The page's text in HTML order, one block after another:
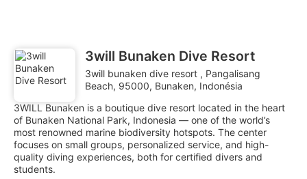
3will Bunaken Dive Resort
3will bunaken dive resort , Pangalisang
Beach, 95000, Bunaken, Indonésia
3WILL Bunaken is a boutique dive resort located in the heart
of Bunaken National Park, Indonesia — one of the world’s
most renowned marine biodiversity hotspots. The center
focuses on small groups, personalized service, and high-
quality diving experiences, both for certified divers and
students.